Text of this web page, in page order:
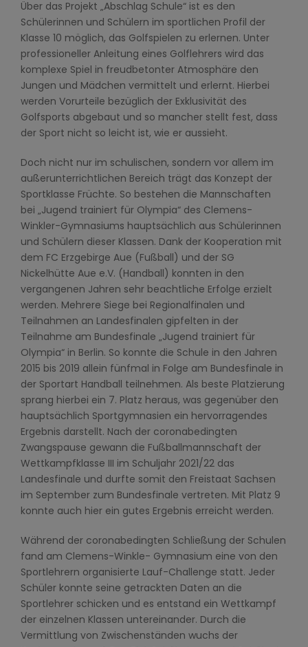
Über das Projekt „Abschlag Schule“ ist es den
Schülerinnen und Schülern im sportlichen Profil der
Klasse 10 möglich, das Golfspielen zu erlernen. Unter
professioneller Anleitung eines Golflehrers wird das
komplexe Spiel in freudbetonter Atmosphäre den
Jungen und Mädchen vermittelt und erlernt. Hierbei
werden Vorurteile bezüglich der Exklusivität des
Golfsports abgebaut und so mancher stellt fest, dass
der Sport nicht so leicht ist, wie er aussieht.
Doch nicht nur im schulischen, sondern vor allem im
außerunterrichtlichen Bereich trägt das Konzept der
Sportklasse Früchte. So bestehen die Mannschaften
bei „Jugend trainiert für Olympia“ des Clemens-
Winkler-Gymnasiums hauptsächlich aus Schülerinnen
und Schülern dieser Klassen. Dank der Kooperation mit
dem FC Erzgebirge Aue (Fußball) und der SG
Nickelhütte Aue e.V. (Handball) konnten in den
vergangenen Jahren sehr beachtliche Erfolge erzielt
werden. Mehrere Siege bei Regionalfinalen und
Teilnahmen an Landesfinalen gipfelten in der
Teilnahme am Bundesfinale „Jugend trainiert für
Olympia“ in Berlin. So konnte die Schule in den Jahren
2015 bis 2019 allein fünfmal in Folge am Bundesfinale in
der Sportart Handball teilnehmen. Als beste Platzierung
sprang hierbei ein 7. Platz heraus, was gegenüber den
hauptsächlich Sportgymnasien ein hervorragendes
Ergebnis darstellt. Nach der coronabedingten
Zwangspause gewann die Fußballmannschaft der
Wettkampfklasse III im Schuljahr 2021/22 das
Landesfinale und durfte somit den Freistaat Sachsen
im September zum Bundesfinale vertreten. Mit Platz 9
konnte auch hier ein gutes Ergebnis erreicht werden.
Während der coronabedingten Schließung der Schulen
fand am Clemens-Winkle- Gymnasium eine von den
Sportlehrern organisierte Lauf-Challenge statt. Jeder
Schüler konnte seine getrackten Daten an die
Sportlehrer schicken und es entstand ein Wettkampf
der einzelnen Klassen untereinander. Durch die
Vermittlung von Zwischenständen wuchs der